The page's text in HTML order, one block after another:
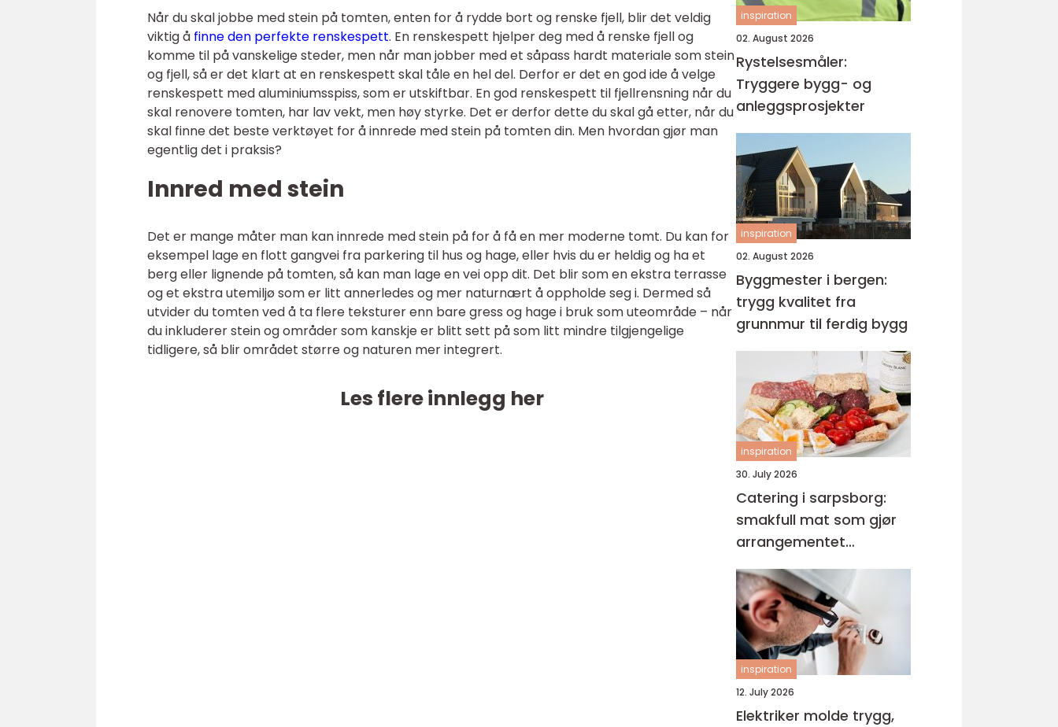
Når du skal jobbe med stein på tomten, enten for å rydde bort og renske fjell, blir det veldig
viktig å finne den perfekte renskespett. En renskespett hjelper deg med å renske fjell og
komme til på vanskelige steder, men når man jobber med et såpass hardt materiale som stein
og fjell, så er det klart at en renskespett skal tåle en hel del. Derfor er det en god ide å velge
renskespett med aluminiumsspiss, som er utskiftbar. En god renskespett til fjellrensning når du
skal renovere tomten, har lav vekt, men høy styrke. Det er derfor dette du skal gå etter, når du
skal finne det beste verktøyet for å innrede med stein på tomten din. Men hvordan gjør man
egentlig det i praksis?
Innred med stein
Det er mange måter man kan innrede med stein på for å få en mer moderne tomt. Du kan for
eksempel lage en flott gangvei fra parkering til hus og hage, eller hvis du er heldig og ha et
berg eller lignende på tomten, så kan man lage en vei opp dit. Det blir som en ekstra terrasse
og et ekstra utemiljø som er litt annerledes og mer naturnært å oppholde seg i. Dermed så
utvider du tomten ved å ta flere teksturer enn bare gress og hage i bruk som uteområde – når
du inkluderer stein og områder som kanskje er blitt sett på som litt mindre tilgjengelige
tidligere, så blir området større og naturen mer integrert.
Les flere innlegg her
inspiration
02. August 2026
Rystelsesmåler:
Tryggere bygg- og
anleggsprosjekter
inspiration
02. August 2026
Byggmester i bergen:
trygg kvalitet fra
grunnmur til ferdig bygg
inspiration
30. July 2026
Catering i sarpsborg:
smakfull mat som gjør
arrangementet
komplett
inspiration
12. July 2026
Elektriker molde trygg,